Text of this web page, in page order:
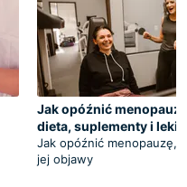
Jak opóźnić
dieta, suplementy i leki
Jak opóźnić menopauzę,
jej objawy